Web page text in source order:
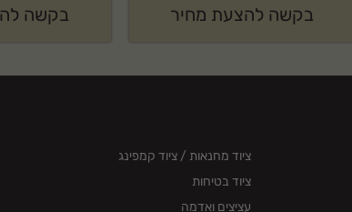
בקשה להצעת מחיר בקשה
ציוד מחנאות / ציוד קמפינג
ציוד בטיחות
עציצים ואדמה